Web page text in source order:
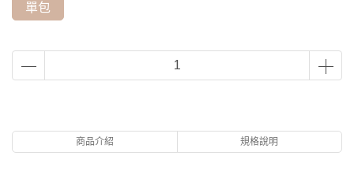
單包
商品介紹 規格說明